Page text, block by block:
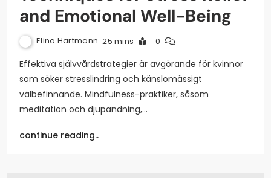
and Emotional Well-Being
Elina Hartmann 25 mins 0
Effektiva självvårdstrategier är avgörande för kvinnor
som söker stresslindring och känslomässigt
välbefinnande. Mindfulness-praktiker, såsom
meditation och djupandning,…
continue reading..